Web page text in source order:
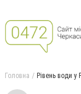
Головна Рівень води